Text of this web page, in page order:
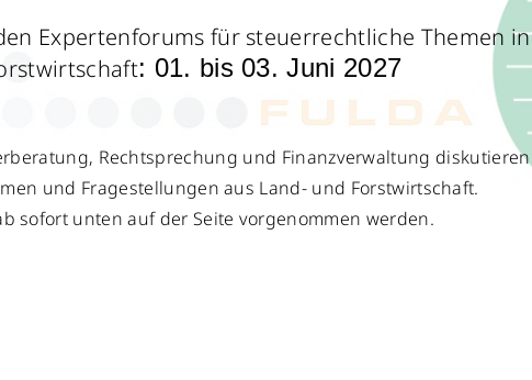
Expertenforums für steuerrechtliche Themen in
: 01. bis 03. Juni 2027
Rechtsprechung und Finanzverwaltung diskutieren
und Fragestellungen aus Land- und Forstwirtschaft.
sofort unten auf der Seite vorgenommen werden.